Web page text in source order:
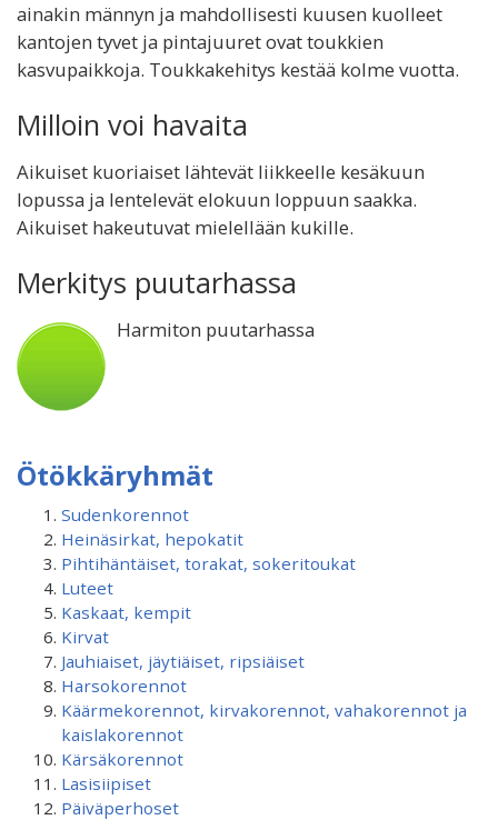
ainakin männyn ja mahdollisesti kuusen kuolleet
kantojen tyvet ja pintajuuret ovat toukkien
kasvupaikkoja. Toukkakehitys kestää kolme vuotta.
Milloin voi havaita
Aikuiset kuoriaiset lähtevät liikkeelle kesäkuun
lopussa ja lentelevät elokuun loppuun saakka.
Aikuiset hakeutuvat mielellään kukille.
Merkitys puutarhassa
Harmiton puutarhassa
Ötökkäryhmät
Sudenkorennot
Heinäsirkat, hepokatit
Pihtihäntäiset, torakat, sokeritoukat
Luteet
Kaskaat, kempit
Kirvat
Jauhiaiset, jäytiäiset, ripsiäiset
Harsokorennot
Käärmekorennot, kirvakorennot, vahakorennot ja
kaislakorennot
Kärsäkorennot
Lasisiipiset
Päiväperhoset